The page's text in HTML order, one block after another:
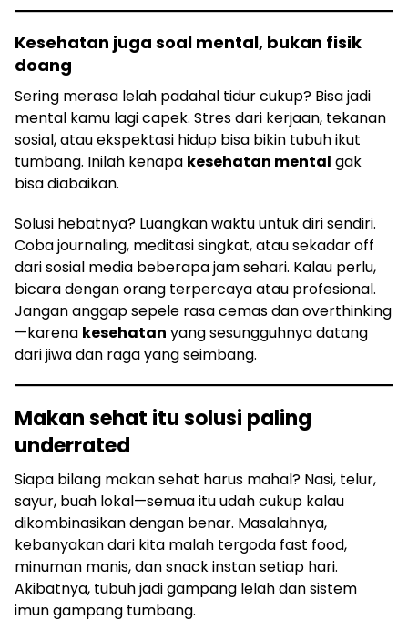
Kesehatan juga soal mental, bukan fisik
doang
Sering merasa lelah padahal tidur cukup? Bisa jadi
mental kamu lagi capek. Stres dari kerjaan, tekanan
sosial, atau ekspektasi hidup bisa bikin tubuh ikut
tumbang. Inilah kenapa kesehatan mental gak
bisa diabaikan.
Solusi hebatnya? Luangkan waktu untuk diri sendiri.
Coba journaling, meditasi singkat, atau sekadar off
dari sosial media beberapa jam sehari. Kalau perlu,
bicara dengan orang terpercaya atau profesional.
Jangan anggap sepele rasa cemas dan overthinking
—karena kesehatan yang sesungguhnya datang
dari jiwa dan raga yang seimbang.
Makan sehat itu solusi paling
underrated
Siapa bilang makan sehat harus mahal? Nasi, telur,
sayur, buah lokal—semua itu udah cukup kalau
dikombinasikan dengan benar. Masalahnya,
kebanyakan dari kita malah tergoda fast food,
minuman manis, dan snack instan setiap hari.
Akibatnya, tubuh jadi gampang lelah dan sistem
imun gampang tumbang.